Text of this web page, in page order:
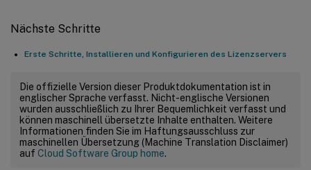
Nächste Schritte
Erste Schritte, Installieren und Konfigurieren des Lizenzservers
Die offizielle Version dieser Produktdokumentation ist in
englischer Sprache verfasst. Nicht-englische Versionen
wurden ausschließlich zu Ihrer Bequemlichkeit verfasst und
können maschinell übersetzte Inhalte enthalten. Weitere
Informationen finden Sie im Haftungsausschluss zur
maschinellen Übersetzung (Machine Translation Disclaimer)
auf Cloud Software Group home.